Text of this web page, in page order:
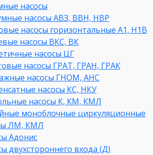
насосы
насосы АВЗ, ВВН, НВР
насосы горизонтальные А1, Н1В
насосы ВКС, ВК
насосы ЦГ
насосы ГРАТ, ГРАН, ГРАК
насосы ГНОМ, АНС
насосы КС, НКУ
насосы К, КМ, КМЛ
моноблочные циркуляционные
ЛМ, КМЛ
Адонис
двухстороннего входа (Д)